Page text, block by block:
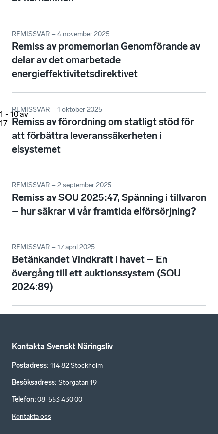
1 - 10 av
17
REMISSVAR – 4 november 2025
Remiss av promemorian Genomförande av
delar av det omarbetade
energieffektivitetsdirektivet
REMISSVAR – 1 oktober 2025
Remiss av förordning om statligt stöd för
att förbättra leveranssäkerheten i
elsystemet
REMISSVAR – 2 september 2025
Remiss av SOU 2025:47, Spänning i tillvaron
– hur säkrar vi vår framtida elförsörjning?
REMISSVAR – 17 april 2025
Betänkandet Vindkraft i havet – En
övergång till ett auktionssystem (SOU
2024:89)
Kontakta Svenskt Näringsliv
Postadress: 114 82 Stockholm
Besöksadress: Storgatan 19
Telefon: 08-553 430 00
Kontakta oss